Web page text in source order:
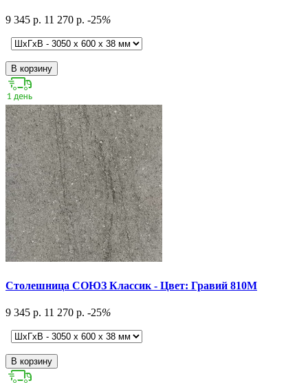
9 345 р. 11 270 р. -25%
В корзину
Столешница СОЮЗ Классик - Цвет: Гравий 810М
9 345 р. 11 270 р. -25%
В корзину